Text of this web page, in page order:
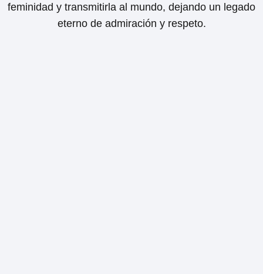
feminidad y transmitirla al mundo, dejando un legado
eterno de admiración y respeto.